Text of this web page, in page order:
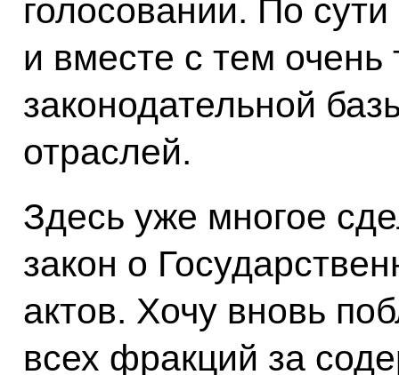
голосовании. По
и вместе с тем очень
законодательной
отраслей.
Здесь уже многое
закон о
актов. Хочу вновь
всех фракций за